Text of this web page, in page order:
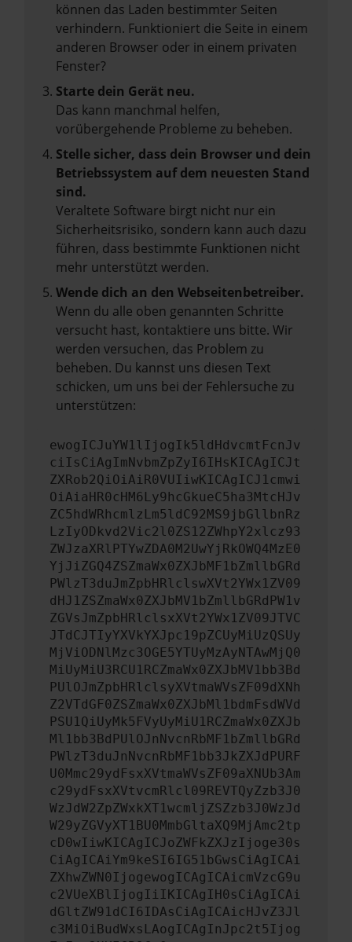
können das Laden bestimmter Seiten
verhindern. Funktioniert die Seite in einem
anderen Browser oder in einem privaten
Fenster?
Starte dein Gerät neu.
Das kann manchmal helfen,
vorübergehende Probleme zu beheben.
Stelle sicher, dass dein Browser und dein
Betriebssystem auf dem neuesten Stand
sind.
Veraltete Software birgt nicht nur ein
Sicherheitsrisiko, sondern kann auch dazu
führen, dass bestimmte Funktionen nicht
mehr unterstützt werden.
Wende dich an den Webseitenbetreiber.
Wenn du alle oben genannten Schritte
versucht hast, kontaktiere uns bitte. Wir
werden versuchen, das Problem zu
beheben. Du kannst uns diesen Text
schicken, um uns bei der Fehlersuche zu
unterstützen:
ewogICJuYW1lIjogIk5ldHdvcmtFcnJv
ciIsCiAgImNvbmZpZyI6IHsKICAgICJt
ZXRob2QiOiAiR0VUIiwKICAgICJ1cmwi
OiAiaHR0cHM6Ly9hcGkueC5ha3MtcHJv
ZC5hdWRhcmlzLm5ldC92MS9jbGllbnRz
LzIyODkvd2Vic2l0ZS12ZWhpY2xlcz93
ZWJzaXRlPTYwZDA0M2UwYjRkOWQ4MzE0
YjJiZGQ4ZSZmaWx0ZXJbMF1bZmllbGRd
PWlzT3duJmZpbHRlclswXVt2YWx1ZV09
dHJ1ZSZmaWx0ZXJbMV1bZmllbGRdPW1v
ZGVsJmZpbHRlclsxXVt2YWx1ZV09JTVC
JTdCJTIyYXVkYXJpc19pZCUyMiUzQSUy
MjViODNlMzc3OGE5YTUyMzAyNTAwMjQ0
MiUyMiU3RCU1RCZmaWx0ZXJbMV1bb3Bd
PUlOJmZpbHRlclsyXVtmaWVsZF09dXNh
Z2VTdGF0ZSZmaWx0ZXJbMl1bdmFsdWVd
PSU1QiUyMk5FVyUyMiU1RCZmaWx0ZXJb
Ml1bb3BdPUlOJnNvcnRbMF1bZmllbGRd
PWlzT3duJnNvcnRbMF1bb3JkZXJdPURF
U0Mmc29ydFsxXVtmaWVsZF09aXNUb3Am
c29ydFsxXVtvcmRlcl09REVTQyZzb3J0
WzJdW2ZpZWxkXT1wcmljZSZzb3J0WzJd
W29yZGVyXT1BU0MmbGltaXQ9MjAmc2tp
cD0wIiwKICAgICJoZWFkZXJzIjoge30s
CiAgICAiYm9keSI6IG51bGwsCiAgICAi
ZXhwZWN0IjogewogICAgICAicmVzcG9u
c2VUeXBlIjogIiIKICAgIH0sCiAgICAi
dGltZW91dCI6IDAsCiAgICAicHJvZ3Jl
c3MiOiBudWxsLAogICAgInJpc2t5Ijog